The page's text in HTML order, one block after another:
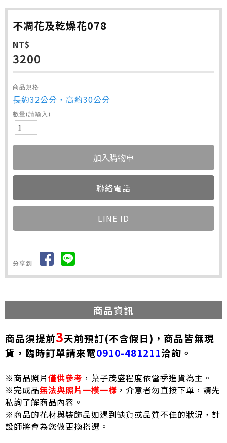
不凋花及乾燥花078
NT$
3200
商品規格
長約32公分，高約30公分
數量(請輸入)
聯絡電話
LINE ID
分享到
商品資訊
商品須提前3天前預訂(不含假日)，商品皆無現
貨，臨時訂單請來電0910-481211洽詢。
※商品照片僅供參考 ，葉子茂盛程度依當季進貨為主。
※完成品無法與照片一模一樣 ，介意者勿直接下單，請先
私詢了解商品內容。
※商品的花材與裝飾品如遇到缺貨或品質不佳的狀況，計
設師將會為您做更換搭選。